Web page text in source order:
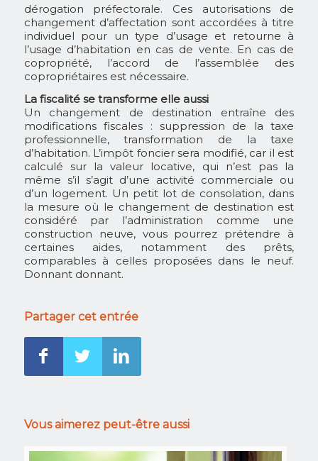
dérogation préfectorale. Ces autorisations de
changement d’affectation sont accordées à titre
individuel pour un type d’usage et retourne à
l’usage d’habitation en cas de vente. En cas de
copropriété, l’accord de l’assemblée des
copropriétaires est nécessaire.
La fiscalité se transforme elle aussi
Un changement de destination entraîne des
modifications fiscales : suppression de la taxe
professionnelle, transformation de la taxe
d’habitation. L’impôt foncier sera modifié, car il est
calculé sur la valeur locative, qui n’est pas la
même s’il s’agit d’une activité commerciale ou
d’un logement. Un petit lot de consolation, dans
la mesure où le changement de destination est
considéré par l’administration comme une
construction neuve, vous pourrez prétendre à
certaines aides, notamment des prêts,
comparables à celles proposées dans le neuf.
Donnant donnant.
Partager cet entrée
Vous aimerez peut-être aussi